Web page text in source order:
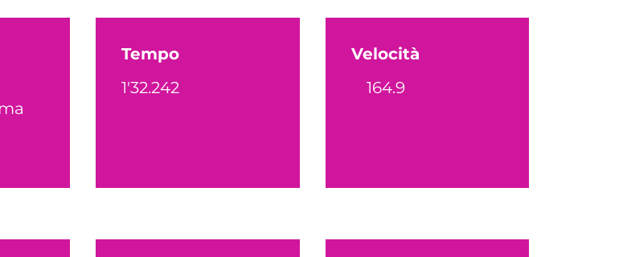
Tempo
1'32.242
Velocità
164.9